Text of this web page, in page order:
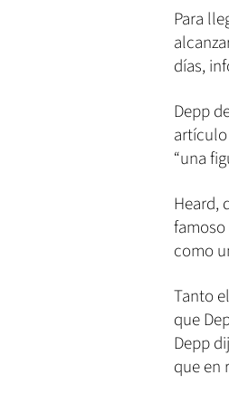
Para
días,
Depp
“una
Heard,
como
Tanto
que
Depp
que en